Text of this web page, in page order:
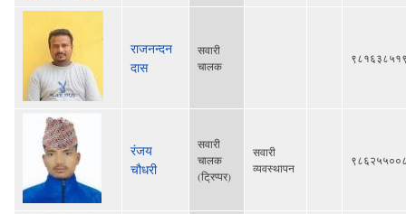
राजनन्दन
दास
सवारी
चालक
रंजय
चौधरी
सवारी
चालक
(ट्रिप्पर)
सवारी
व्यवस्थापन